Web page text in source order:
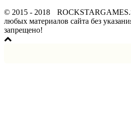
© 2015 - 2018
любых материалов сайта без
запрещено!